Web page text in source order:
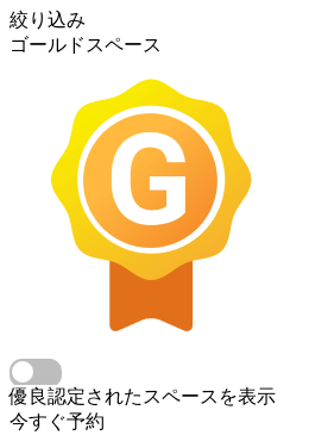
絞り込み
ゴールドスペース
優良認定されたスペースを表示
今すぐ予約